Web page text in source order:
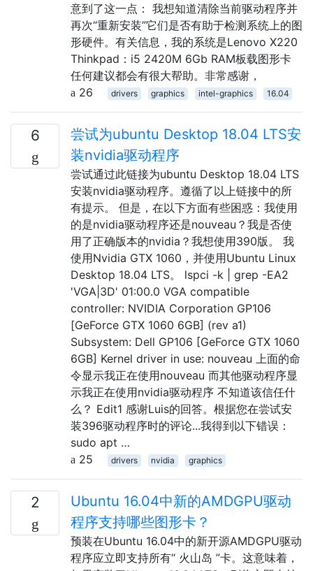
意到了这一点： 我想知道清除当前驱动程序并
再次“重新安装”它们是否有助于检测系统上的图
形硬件。有关信息，我的系统是Lenovo X220
Thinkpad：i5 2420M 6Gb RAM板载图形卡
任何建议都会有很大帮助。非常感谢，
26
drivers graphics intel-graphics 16.04
6
尝试为ubuntu Desktop 18.04 LTS安
装nvidia驱动程序
尝试通过此链接为ubuntu Desktop 18.04 LTS
安装nvidia驱动程序。遵循了以上链接中的所
有提示。 但是，在以下方面有些困惑：我使用
的是nvidia驱动程序还是nouveau？我是否使
用了正确版本的nvidia？我想使用390版。 我
使用Nvidia GTX 1060，并使用Ubuntu Linux
Desktop 18.04 LTS。 lspci -k | grep -EA2
'VGA|3D' 01:00.0 VGA compatible
controller: NVIDIA Corporation GP106
[GeForce GTX 1060 6GB] (rev a1)
Subsystem: Dell GP106 [GeForce GTX 1060
6GB] Kernel driver in use: nouveau 上面的命
令显示我正在使用nouveau 而其他驱动程序显
示我正在使用nvidia驱动程序 不知道该信任什
么？ Edit1 感谢Luis的回答。根据您在尝试安
装396驱动程序时的评论...我得到以下错误：
sudo apt …
25
drivers nvidia graphics
2
Ubuntu 16.04中新的AMDGPU驱动
程序支持哪些图形卡？
预装在Ubuntu 16.04中的新开源AMDGPU驱动
程序应立即支持所有“ 火山岛 ”卡。这意味着，